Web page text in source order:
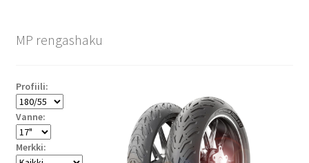
MP rengashaku
Profiili:
Vanne:
Merkki: